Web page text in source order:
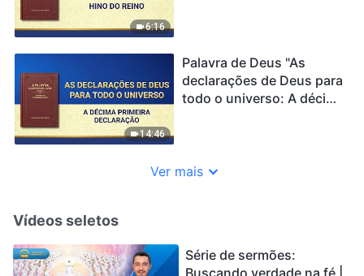
6:16
14:46
Palavra de Deus "As
declarações de Deus para
todo o universo: A décima
Ver mais
Vídeos seletos
Série de sermões: